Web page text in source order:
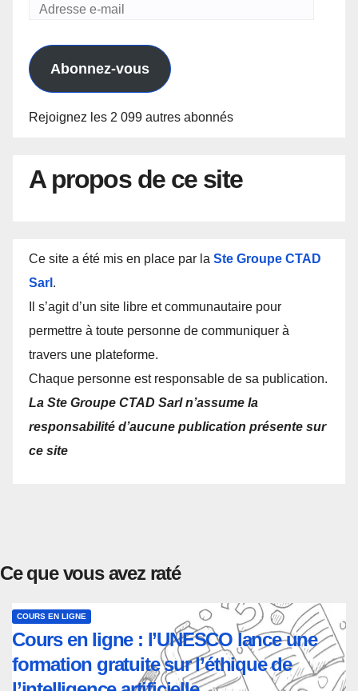
Adresse
mail
Abonnez-vous
Rejoignez les 2 099 autres abonnés
A propos de ce site
Ce site a été mis en place par la Ste Groupe CTAD
Sarl .
Il s’agit d’un site libre et communautaire pour
permettre à toute personne de communiquer à
travers une plateforme.
Chaque personne est responsable de sa publication.
La Ste Groupe CTAD Sarl n’assume la
responsabilité d’aucune publication présente sur
ce site
Ce que vous avez raté
COURS EN LIGNE
Cours en ligne : l’UNESCO lance une
formation gratuite sur l’éthique de